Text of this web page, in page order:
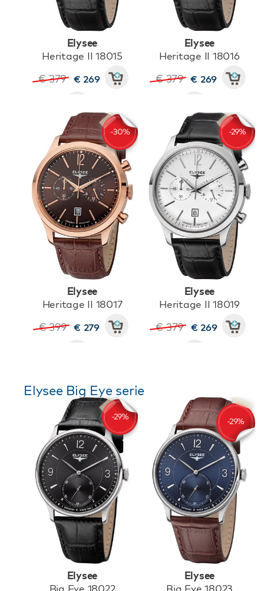
Elysee
Heritage II 18015
€ 379 € 269
Elysee
Heritage II 18016
€ 379 € 269
Elysee
Heritage II 18017
€ 399 € 279
Elysee
Heritage II 18019
€ 379 € 269
Elysee Big Eye serie
Elysee
Big Eye 18022
Elysee
Big Eye 18023